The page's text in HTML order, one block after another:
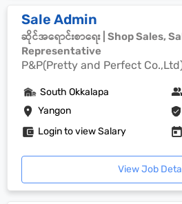
Sale Admin
ဆိုင်အရောင်းစာရေး | Shop Sales,
Representative
P&P(Pretty and Perfect
Yangon
South Okkalapa
Login to view Salary
View Job